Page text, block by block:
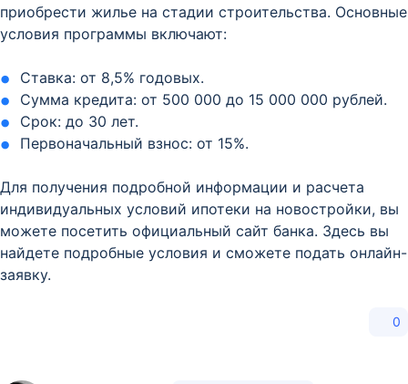
приобрести жилье на стадии строительства. Основные
условия программы включают:
Ставка: от 8,5% годовых.
Сумма кредита: от 500 000 до 15 000 000 рублей.
Срок: до 30 лет.
Первоначальный взнос: от 15%.
Для получения подробной информации и расчета
индивидуальных условий ипотеки на новостройки, вы
можете посетить официальный сайт банка. Здесь вы
найдете подробные условия и сможете подать онлайн-
заявку.
0